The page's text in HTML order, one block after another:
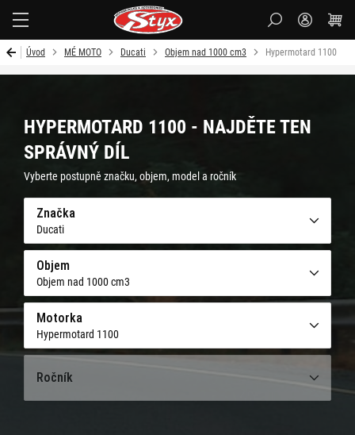
Úvod MÉ MOTO Ducati Objem nad 1000 cm3 Hypermotard 1100
HYPERMOTARD 1100 - NAJDĚTE TEN
SPRÁVNÝ DÍL
Vyberte postupně značku, objem, model a ročník
Značka
Ducati
Objem
Objem nad 1000 cm3
Motorka
Hypermotard 1100
Ročník